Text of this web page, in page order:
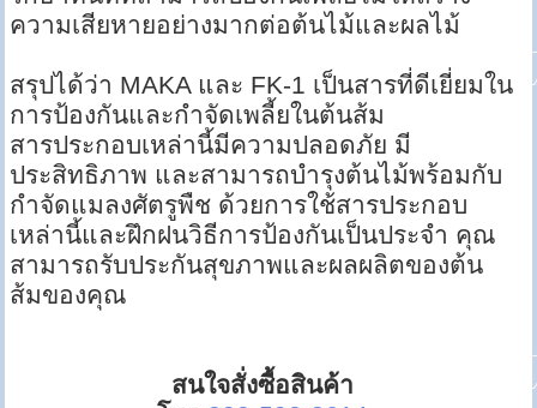
ความเสียหายอย่างมากต่อต้นไม้และผลไม้
สรุปได้ว่า MAKA และ FK-1 เป็นสารที่ดีเยี่ยมใน
การป้องกันและกำจัดเพลี้ยในต้นส้ม
สารประกอบเหล่านี้มีความปลอดภัย มี
ประสิทธิภาพ และสามารถบำรุงต้นไม้พร้อมกับ
กำจัดแมลงศัตรูพืช ด้วยการใช้สารประกอบ
เหล่านี้และฝึกฝนวิธีการป้องกันเป็นประจำ คุณ
สามารถรับประกันสุขภาพและผลผลิตของต้น
ส้มของคุณ
สนใจสั่งซื้อสินค้า